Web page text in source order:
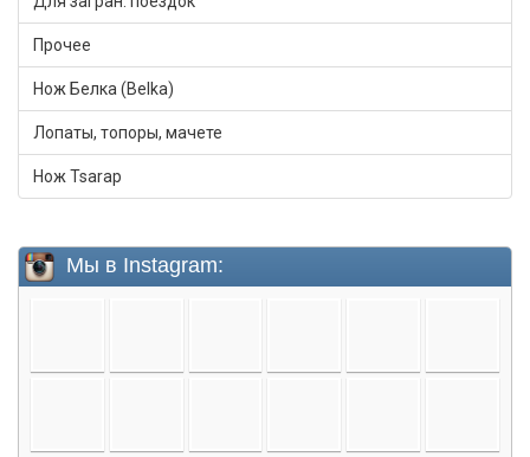
Прочее
Нож Белка (Belka)
Лопаты, топоры, мачете
Нож Tsarap